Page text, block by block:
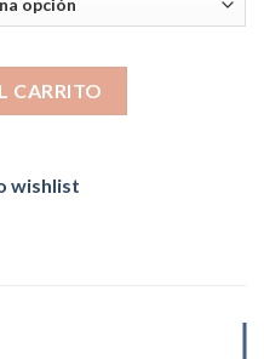
CARRITO
wishlist